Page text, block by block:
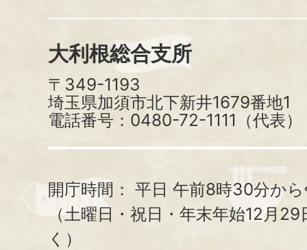
大利根総合支所
〒349-1193
埼玉県加須市北下新井1679番地1
電話番号：0480-72-1111（代表）
開庁時間： 平日 午前8時30分か
（土曜日・祝日・年末年始12月
く）